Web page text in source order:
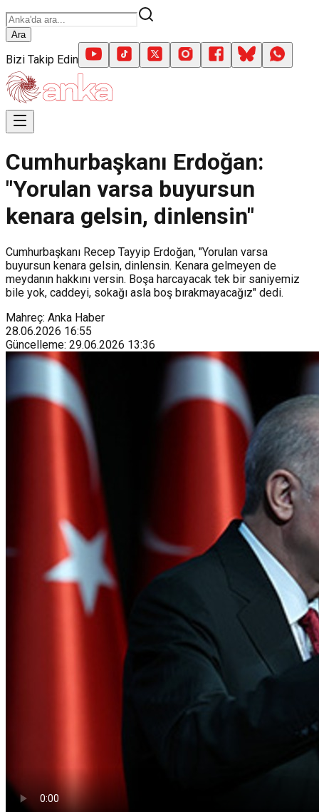
Ara
Bizi Takip Edin
Cumhurbaşkanı Erdoğan:
"Yorulan varsa buyursun
kenara gelsin, dinlensin"
Cumhurbaşkanı Recep Tayyip Erdoğan, "Yorulan varsa
buyursun kenara gelsin, dinlensin. Kenara gelmeyen de
meydanın hakkını versin. Boşa harcayacak tek bir saniyemiz
bile yok, caddeyi, sokağı asla boş bırakmayacağız" dedi.
Mahreç: Anka Haber
28.06.2026 16:55
Güncelleme: 29.06.2026 13:36